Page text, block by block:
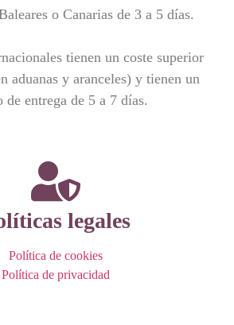
o Canarias de 3 a 5 días.
tienen un coste superior
aduanas y aranceles) y tienen un
de entrega de 5 a 7 días.
legales
Política de cookies
Política de privacidad